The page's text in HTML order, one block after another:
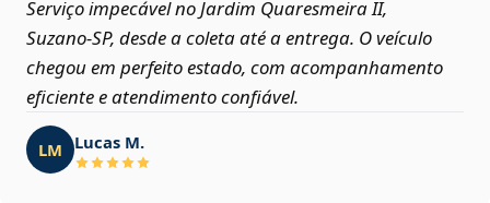
Serviço impecável no Jardim Quaresmeira II,
Suzano‑SP, desde a coleta até a entrega. O veículo
chegou em perfeito estado, com acompanhamento
eficiente e atendimento confiável.
LM Lucas M.